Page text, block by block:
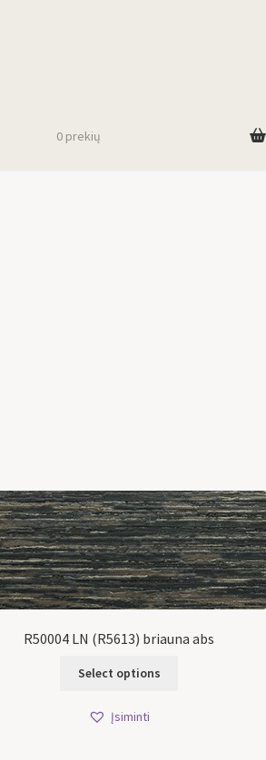
0 prekių
R50004 LN (R5613) briauna abs
Select options
Įsiminti